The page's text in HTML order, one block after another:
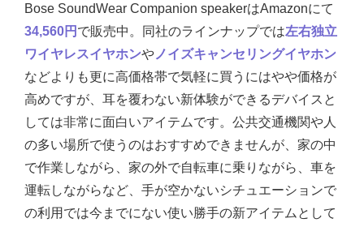
Bose SoundWear Companion speakerはAmazonにて
34,560円 で販売中。同社のラインナップでは左右独立
ワイヤレスイヤホンや ノイズキャンセリングイヤホン
などよりも更に高価格帯で気軽に買うにはやや価格が
高めですが、耳を覆わない新体験ができるデバイスと
しては非常に面白いアイテムです。公共交通機関や人
の多い場所で使うのはおすすめできませんが、家の中
で作業しながら、家の外で自転車に乗りながら、車を
運転しながらなど、手が空かないシチュエーションで
の利用では今までにない使い勝手の新アイテムとして